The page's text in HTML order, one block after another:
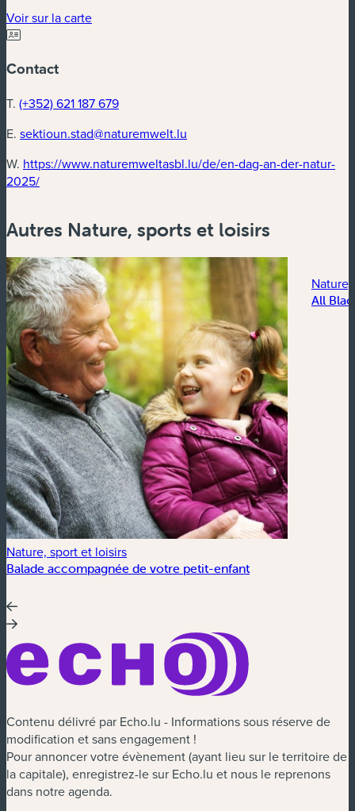
Voir sur la carte(nouvelle fenêtre)
Contact
T. (+352) 621 187 679
E. sektioun.stad@naturemwelt.lu
W. https://www.naturemweltasbl.lu/de/en-dag-an-der-natur-
2025/(nouvelle fenêtre)
Autres Nature, sports et loisirs
Nature, sport et loisirs
Balade accompagnée de votre petit-enfant
All
Contenu délivré par Echo.lu - Informations sous réserve de
modification et sans engagement !
Pour annoncer votre évènement (ayant lieu sur le territoire de
la capitale), enregistrez-le sur Echo.lu et nous le reprenons
dans notre agenda.